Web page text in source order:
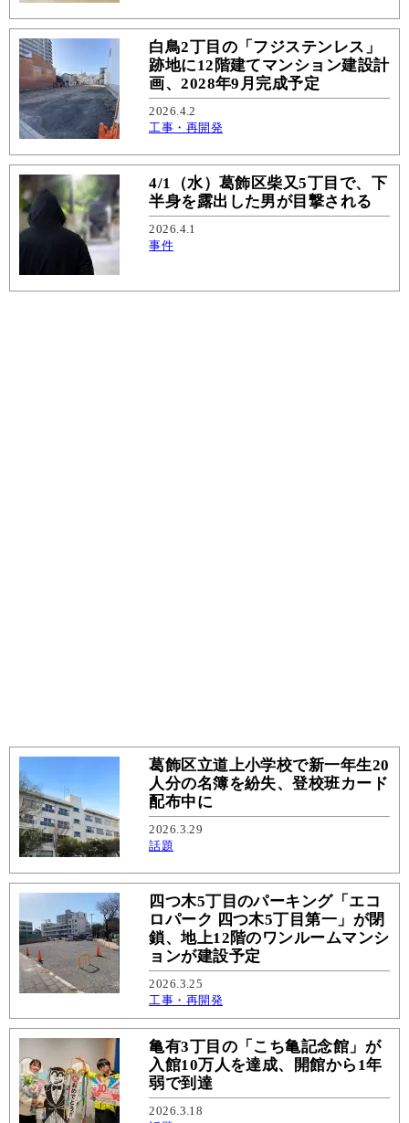
白鳥2丁目の「フジステンレス」
跡地に12階建てマンション建設計
画、2028年9月完成予定
2026.4.2
工事・再開発
4/1（水）葛飾区柴又5丁目で、下
半身を露出した男が目撃される
2026.4.1
事件
葛飾区立道上小学校で新一年生20
人分の名簿を紛失、登校班カード
配布中に
2026.3.29
話題
四つ木5丁目のパーキング「エコ
ロパーク 四つ木5丁目第一」が閉
鎖、地上12階のワンルームマンシ
ョンが建設予定
2026.3.25
工事・再開発
亀有3丁目の「こち亀記念館」が
入館10万人を達成、開館から1年
弱で到達
2026.3.18